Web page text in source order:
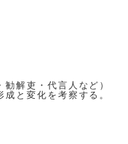
解吏・代言人など）
と変化を考察する。